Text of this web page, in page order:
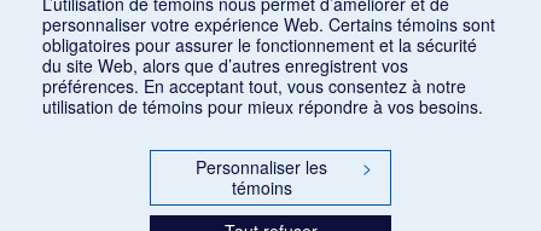
transition numérique » – 30 septembre 2026
15 juin 2026
Appel de conférences – « Les rencontres de
musicologie médiévalle » – 30 juin 2026
LES CARNETS DE LA RMO
personnaliser votre expérience Web. Certains témoins sont
obligatoires pour assurer le fonctionnement et la sécurité
du site Web, alors que d’autres enregistrent vos
préférences. En acceptant tout, vous consentez à notre
utilisation de témoins pour mieux répondre à vos besoins.
Personnaliser les
témoins
>